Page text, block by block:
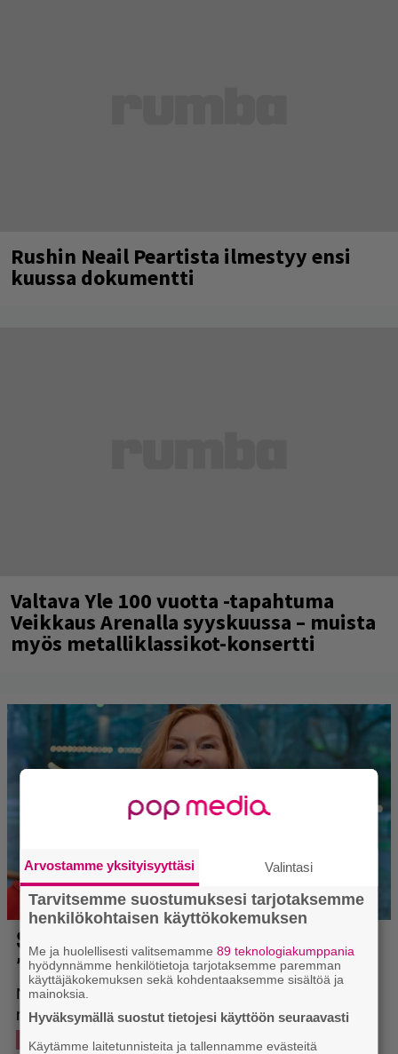
Rushin Neail Peartista ilmestyy ensi
kuussa dokumentti
Valtava Yle 100 vuotta -tapahtuma
Veikkaus Arenalla syyskuussa – muista
myös metalliklassikot-konsertti
Arvostamme yksityisyyttäsi Valintasi
Tarvitsemme suostumuksesi tarjotaksemme
henkilökohtaisen käyttökokemuksen
Me ja huolellisesti valitsemamme89 teknologiakumppania
hyödynnämme henkilötietoja tarjotaksemme paremman
käyttäjäkokemuksen sekä kohdentaaksemme sisältöä ja
mainoksia.
Hyväksymällä suostut tietojesi käyttöön seuraavasti
Käytämme laitetunnisteita ja tallennamme evästeitä